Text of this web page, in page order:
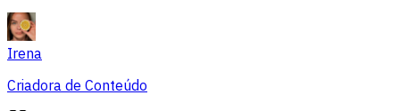
Irena
Criadora de Conteúdo